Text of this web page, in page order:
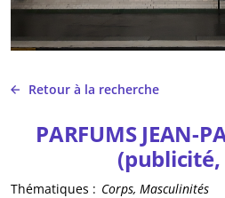
Retour à la recherche
PARFUMS JEAN-
(publicité,
Thématiques : Corps, Masculinités